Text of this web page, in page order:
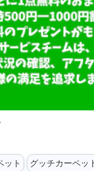
ット グッチカーペッ